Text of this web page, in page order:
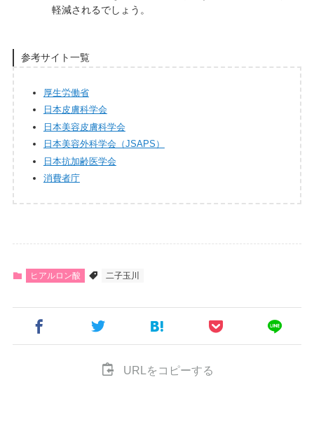
軽減されるでしょう。
参考サイト一覧
厚生労働省
日本皮膚科学会
日本美容皮膚科学会
日本美容外科学会（JSAPS）
日本抗加齢医学会
消費者庁
ヒアルロン酸 二子玉川
URLをコピーする